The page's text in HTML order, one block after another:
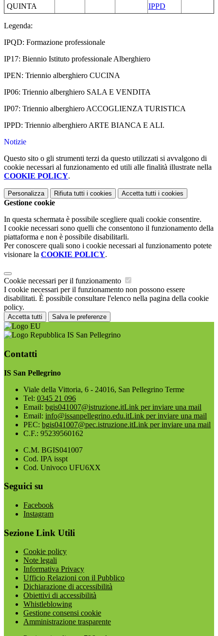
QUINTA
IPPD
Legenda:
IPQD: Formazione professionale
IP17: Biennio Istituto professionale Alberghiero
IPEN: Triennio alberghiero CUCINA
IP06: Triennio alberghiero SALA E VENDITA
IP07: Triennio alberghiero ACCOGLIENZA TURISTICA
IPPD: Triennio alberghiero ARTE BIANCA E ALI.
Notizie
Questo sito o gli strumenti terzi da questo utilizzati si avvalgono di
cookie necessari al funzionamento ed utili alle finalità illustrate nella
COOKIE POLICY.
Personalizza Rifiuta tutti i cookies Accetta tutti i cookies
Gestione cookie
In questa schermata è possibile scegliere quali cookie consentire.
I cookie necessari sono quelli che consentono il funzionamento della
piattaforma e non è possibile disabilitarli.
Per conoscere quali sono i cookie necessari al funzionamento potete
visionare la COOKIE POLICY.
Cookie necessari per il funzionamento
I cookie necessari per il funzionamento non possono essere
disabilitati. È possibile consultare l'elenco nella pagina della cookie
policy.
Accetta tutti Salva le preferenze
IS San Pellegrino
Contatti
IS San Pellegrino
Viale della Vittoria, 6 - 24016, San Pellegrino Terme
Tel: 0345 21 096
Email: bgis041007@istruzione.itLink per inviare una mail
Email: info@issanpellegrino.edu.itLink per inviare una mail
PEC: bgis041007@pec.istruzione.itLink per inviare una mail
C.F.: 95239560162
C.M. BGIS041007
Cod. IPA isspt
Cod. Univoco UFU6XX
Seguici su
Facebook
Instagram
Sezione Link Utili
Cookie policy
Note legali
Informativa Privacy
Ufficio Relazioni con il Pubblico
Dichiarazione di accessibilità
Obiettivi di accessibilità
Whistleblowing
Gestione consensi cookie
Amministrazione trasparente